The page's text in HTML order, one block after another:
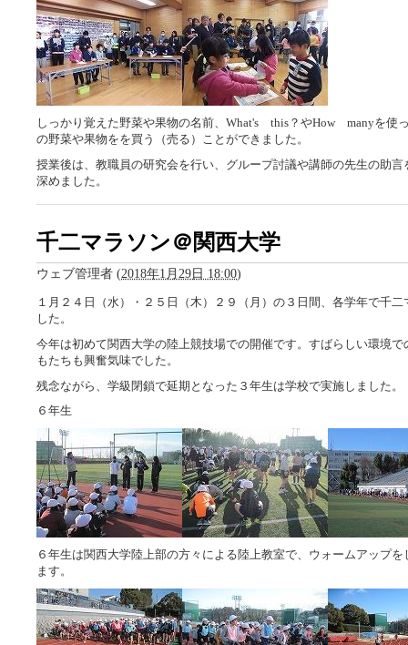
しっかり覚えた野菜や果物の名前、What's this？やHow manyを使
の野菜や果物をを買う（売る）ことができました。
授業後は、教職員の研究会を行い、グループ討議や講師の先生の助言
深めました。
千二マラソン＠関西大学
ウェブ管理者 (2018年1月29日 18:00)
１月２４日（水）・２５日（木）２９（月）の３日間、各学年で千
した。
今年は初めて関西大学の陸上競技場での開催です。すばらしい環境で
もたちも興奮気味でした。
残念ながら、学級閉鎖で延期となった３年生は学校で実施しました。
６年生
６年生は関西大学陸上部の方々による陸上教室で、ウォームアップ
ます。